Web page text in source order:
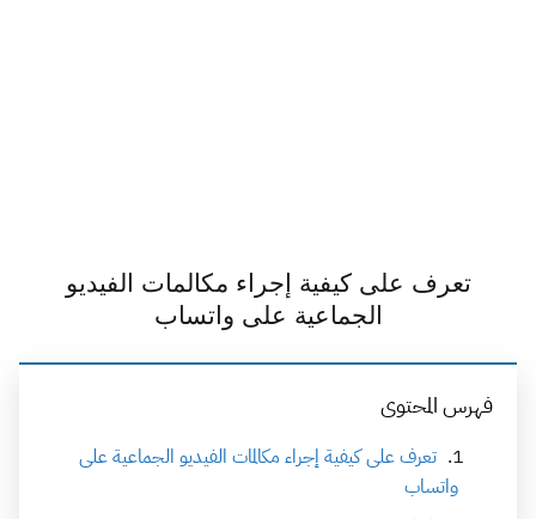
تعرف على كيفية إجراء مكالمات الفيديو
الجماعية على واتساب
فهرس المحتوى
تعرف على كيفية إجراء مكالمات الفيديو الجماعية على
واتساب